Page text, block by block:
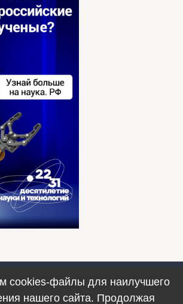
Противодействие коррупции
cookies-файлы для наилучшего
нашего сайта. Продолжая